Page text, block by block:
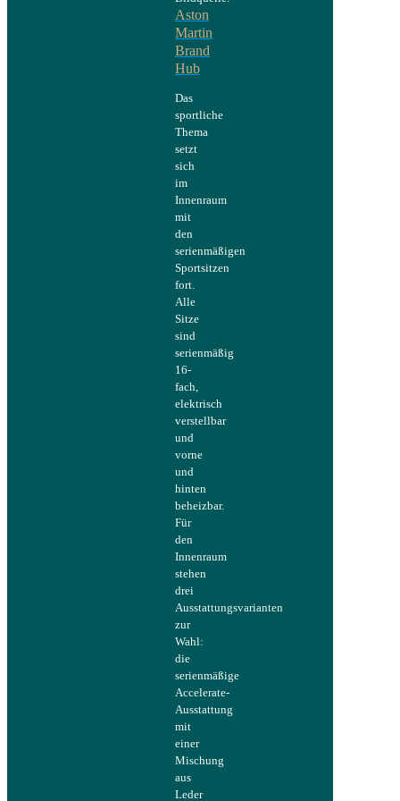
Aston
Martin
Brand
Hub
Das
sportliche
Thema
setzt
sich
im
Innenraum
mit
den
serienmäßigen
Sportsitzen
fort.
Alle
Sitze
sind
serienmäßig
16-
fach,
elektrisch
verstellbar
und
vorne
und
hinten
beheizbar.
Für
den
Innenraum
stehen
drei
Ausstattungsvarianten
zur
Wahl:
die
serienmäßige
Accelerate-
Ausstattung
mit
einer
Mischung
aus
Leder